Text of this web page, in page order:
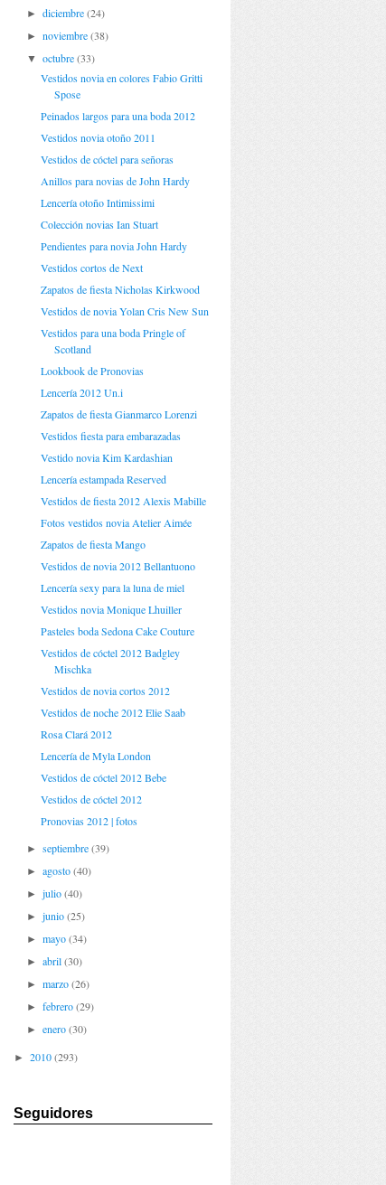
►diciembre (24)
►noviembre (38)
▼octubre (33)
Vestidos novia en colores Fabio Gritti
Spose
Peinados largos para una boda 2012
Vestidos novia otoño 2011
Vestidos de cóctel para señoras
Anillos para novias de John Hardy
Lencería otoño Intimissimi
Colección novias Ian Stuart
Pendientes para novia John Hardy
Vestidos cortos de Next
Zapatos de fiesta Nicholas Kirkwood
Vestidos de novia Yolan Cris New Sun
Vestidos para una boda Pringle of
Scotland
Lookbook de Pronovias
Lencería 2012 Un.i
Zapatos de fiesta Gianmarco Lorenzi
Vestidos fiesta para embarazadas
Vestido novia Kim Kardashian
Lencería estampada Reserved
Vestidos de fiesta 2012 Alexis Mabille
Fotos vestidos novia Atelier Aimée
Zapatos de fiesta Mango
Vestidos de novia 2012 Bellantuono
Lencería sexy para la luna de miel
Vestidos novia Monique Lhuiller
Pasteles boda Sedona Cake Couture
Vestidos de cóctel 2012 Badgley
Mischka
Vestidos de novia cortos 2012
Vestidos de noche 2012 Elie Saab
Rosa Clará 2012
Lencería de Myla London
Vestidos de cóctel 2012 Bebe
Vestidos de cóctel 2012
Pronovias 2012 | fotos
►septiembre (39)
►agosto (40)
►julio (40)
►junio (25)
►mayo (34)
►abril (30)
►marzo (26)
►febrero (29)
►enero (30)
► 2010(293)
Seguidores